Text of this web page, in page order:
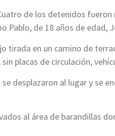
de los detenidos fueron
Pablo, de 18 años de edad,
tirada en un camino de
placas de circulación,
desplazaron al lugar y se
al área de barandillas